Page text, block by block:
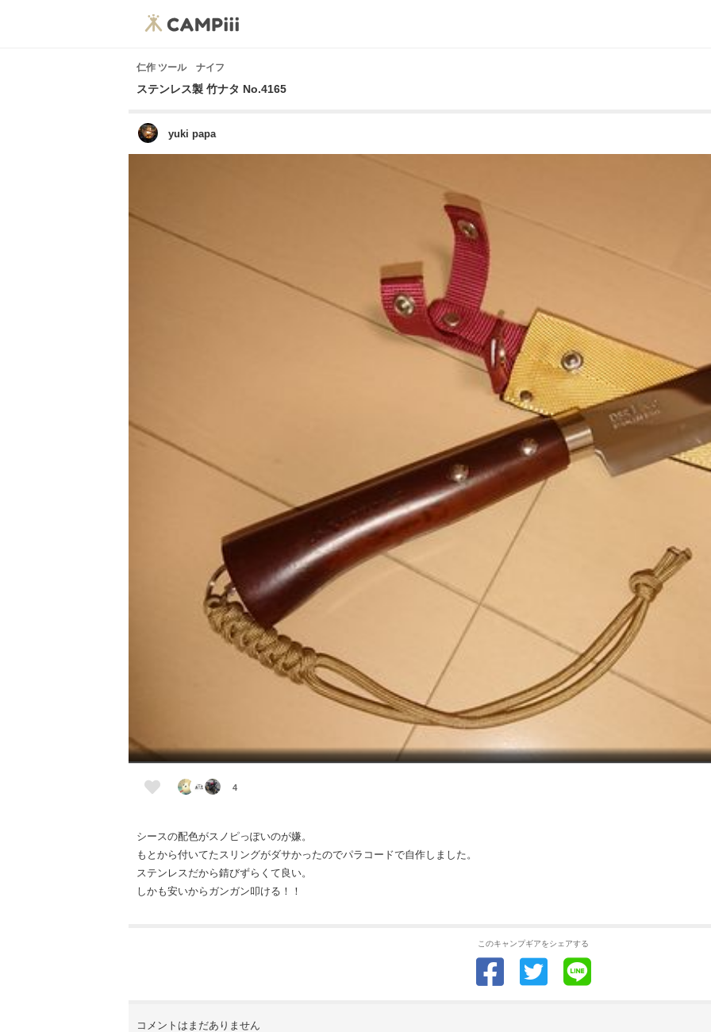
仁作 ツール ナイフ
ステンレス製 竹ナタ No.4165
yuki papa
4
シースの配色がスノピっぽいのが嫌。
もとから付いてたスリングがダサかったのでパラコードで自作しました。
ステンレスだから錆びずらくて良い。
しかも安いからガンガン叩ける！！
このキャンプギアをシェアする
コメントはまだありません